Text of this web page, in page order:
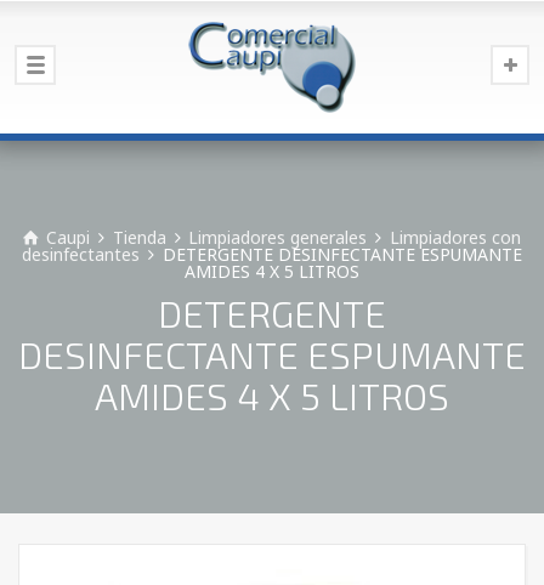
Caupi Tienda Limpiadores generales Limpiadores con
desinfectantes DETERGENTE DESINFECTANTE ESPUMANTE
AMIDES 4 X 5 LITROS
DETERGENTE
DESINFECTANTE ESPUMANTE
AMIDES 4 X 5 LITROS